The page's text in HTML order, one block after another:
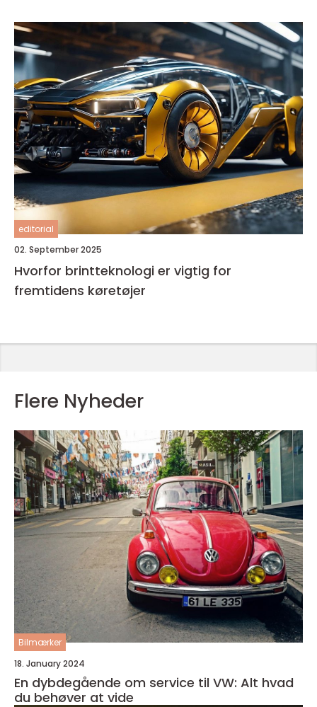
editorial
02. September 2025
Hvorfor brintteknologi er vigtig for
fremtidens køretøjer
Flere Nyheder
Bilmærker
18. January 2024
En dybdegående om service til VW: Alt hvad
du behøver at vide